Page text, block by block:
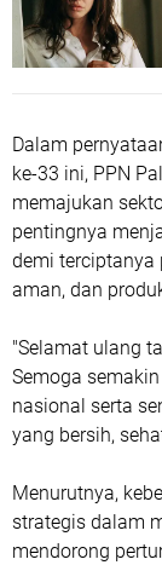
Dalam
ke-33 ini, PPN
memajukan
pentingnya
demi terciptanya
aman, dan
"Selamat ulang
Semoga
nasional serta
yang bersih,
Menurutnya,
strategis dalam
mendorong